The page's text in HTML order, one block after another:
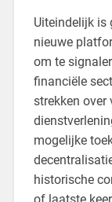
Uiteindelijk is
nieuwe
om te
financiële
strekken over
mogelijke
historische
of laatste